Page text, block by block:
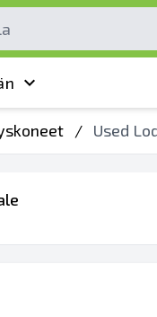
/ Used